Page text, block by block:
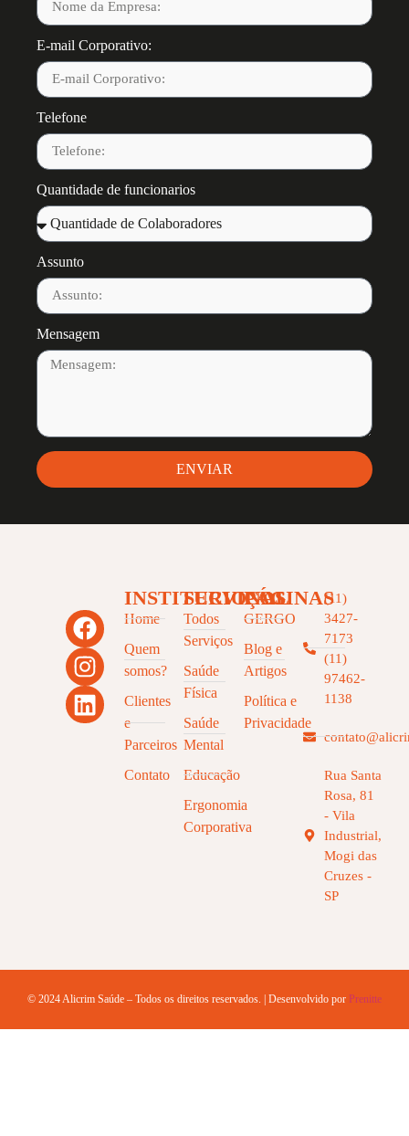
E-mail Corporativo:
Telefone
Quantidade de funcionarios
Assunto
Mensagem
ENVIAR
INSTITUCIONAL
Home
Quem
somos?
Clientes
e
Parceiros
Contato
SERVIÇOS
Todos
Serviços
Saúde
Física
Saúde
Mental
Educação
Ergonomia
Corporativa
PÁGINAS
GERGO
Blog e
Artigos
Política e
Privacidade
(11)
3427-
7173
(11)
97462-
1138
Rua Santa
Rosa, 81
- Vila
Industrial,
Mogi das
Cruzes -
SP
© 2024 Alicrim Saúde – Todos os direitos reservados. | Desenvolvido por Prenitte